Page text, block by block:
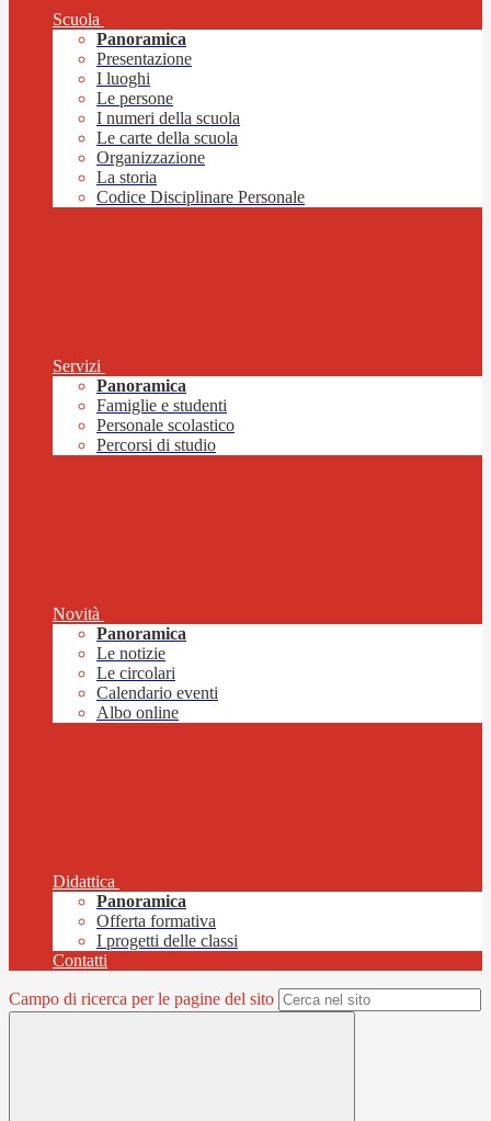
Scuola
Panoramica
Presentazione
I luoghi
Le persone
I numeri della scuola
Le carte della scuola
Organizzazione
La storia
Codice Disciplinare Personale
Servizi
Panoramica
Famiglie e studenti
Personale scolastico
Percorsi di studio
Novità
Panoramica
Le notizie
Le circolari
Calendario eventi
Albo online
Didattica
Panoramica
Offerta formativa
I progetti delle classi
Contatti
Campo di ricerca per le pagine del sito